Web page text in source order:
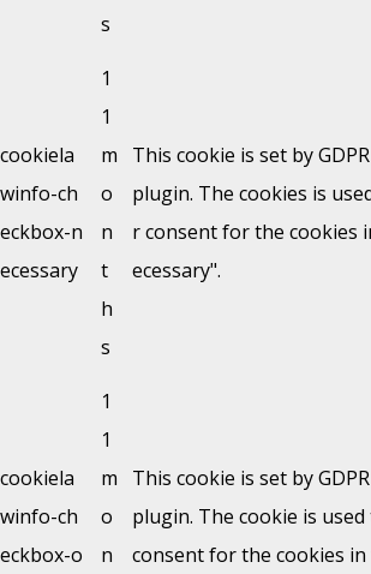
s
cookiela
winfo-ch
eckbox-n
ecessary
1
1
m
o
n
t
h
s
This cookie is set by
plugin. The cookies is
r consent for the cookies
ecessary".
cookiela
winfo-ch
eckbox-o
1
1
m
o
n
This cookie is set by
plugin. The cookie is
consent for the cookies